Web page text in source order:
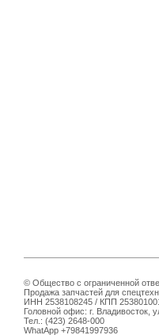
© Общество с ограниченной
Продажа запчастей для
ИНН 2538108245 / КПП
Головной офис: г. Владивосток,
Тел.: (423) 2648-000
WhatApp +79841997936